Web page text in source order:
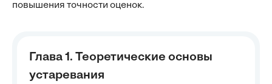
повышения точности оценок.
Глава 1. Теоретические основы
устаревания